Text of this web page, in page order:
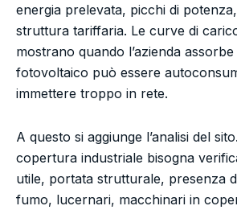
energia prelevata, picchi di
struttura tariffaria. Le curve di
mostrano quando l’azienda
fotovoltaico può essere
immettere troppo in rete.
A questo si aggiunge l’analisi del
copertura industriale bisogna
utile, portata strutturale, presenza
fumo, lucernari, macchinari in